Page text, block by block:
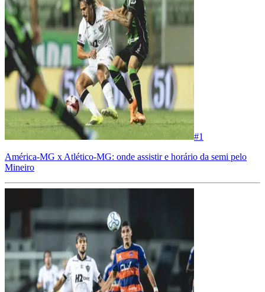
#1
América-MG x Atlético-MG: onde assistir e horário da semi pelo
Mineiro